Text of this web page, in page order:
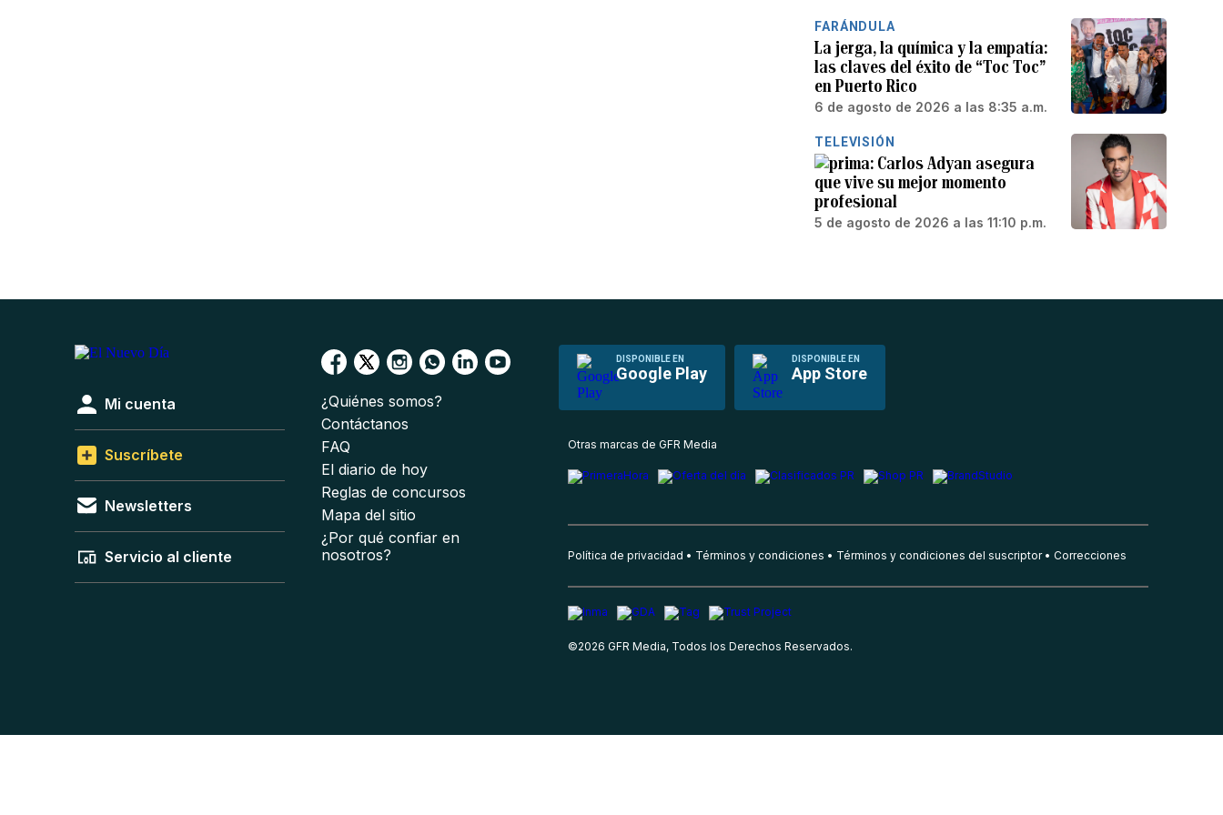
FARÁNDULA
La jerga, la química y la empatía:
las claves del éxito de “Toc Toc”
en Puerto Rico
6 de agosto de 2026 a las 8:35 a.m.
TELEVISIÓN
Carlos Adyan asegura
que vive su mejor momento
profesional
5 de agosto de 2026 a las 11:10 p.m.
DISPONIBLE EN
Google Play
DISPONIBLE EN
App Store
Mi cuenta
Suscríbete
Newsletters
Servicio al cliente
¿Quiénes somos?
Contáctanos
FAQ
El diario de hoy
Reglas de concursos
Mapa del sitio
¿Por qué confiar en
nosotros?
Otras marcas de GFR Media
Política de privacidad Términos y condiciones Términos y condiciones del suscriptor Correcciones
©2026 GFR Media, Todos los Derechos Reservados.